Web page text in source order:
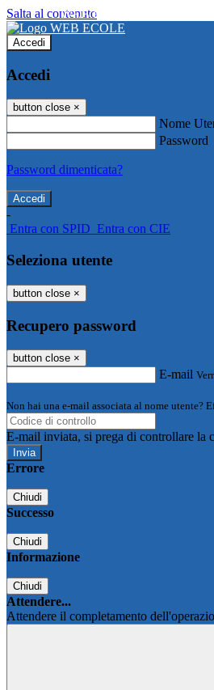
Salta al contenuto
WEB ECOLE
Accedi
Accedi
button close ×
Nome
Password
Password dimenticata?
-
Entra con SPID Entra con CIE
Seleziona utente
button close ×
Recupero password
button close ×
E-mail
Non hai una e-mail associata al nome utente?
E-mail inviata, si prega di controllare la
Errore
Chiudi
Successo
Chiudi
Informazione
Chiudi
Attendere...
Attendere il completamento